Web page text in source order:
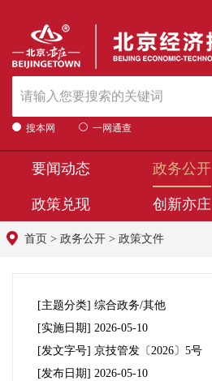
搜本网 一网通查
要闻动态 政务公开
政策兑现 创新亦庄
首页 > 政务公开 > 政策文件
[主题分类] 综合政务/其他
[实施日期] 2026-05-10
[发文字号] 京技管发 〔2026〕 5号
[发布日期] 2026-05-10